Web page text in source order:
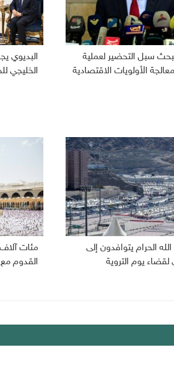
سبل التحضير لعملية
الأولويات الاقتصادية
البديوي
الخليجي
الحرام يتوافدون إلى
يوم التروية
مئات
القدوم